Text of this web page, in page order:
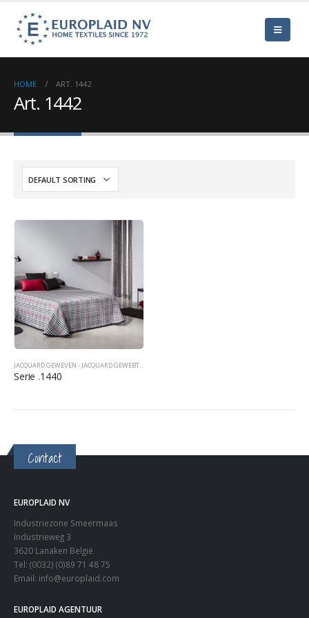
HOME ART. 1442
Art. 1442
JACQUARD GEWEVEN - JACQUARD GEWEBT - JACQUARD WOVEN
Serie .1440
Contact
EUROPLAID NV
Industriezone Smeermaas
Industrieweg 3
3620 Lanaken België
Tel: (0032) (0)89 71 48 75
Email: info@europlaid.com
EUROPLAID AGENTUUR